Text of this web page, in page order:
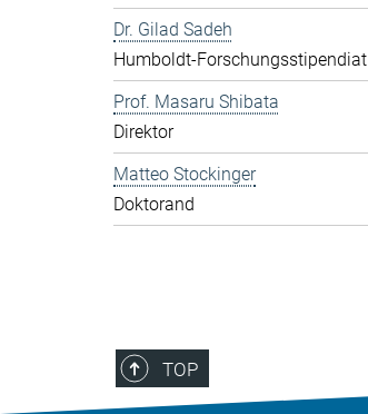
Dr. Gilad Sadeh
Humboldt-Forschungsstipendiat
Prof. Masaru Shibata
Direktor
Matteo Stockinger
Doktorand
TOP